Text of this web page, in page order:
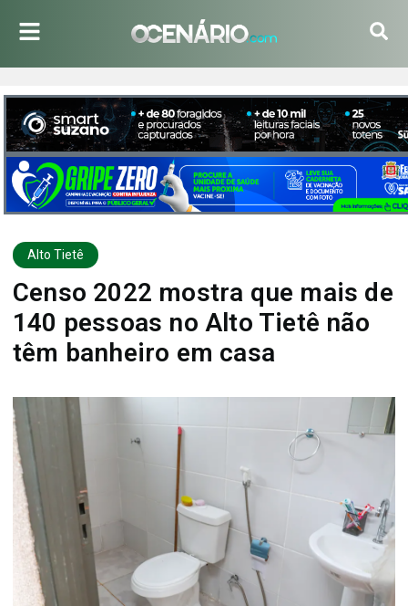
Alto Tietê
Censo 2022 mostra que mais de
140 pessoas no Alto Tietê não
têm banheiro em casa